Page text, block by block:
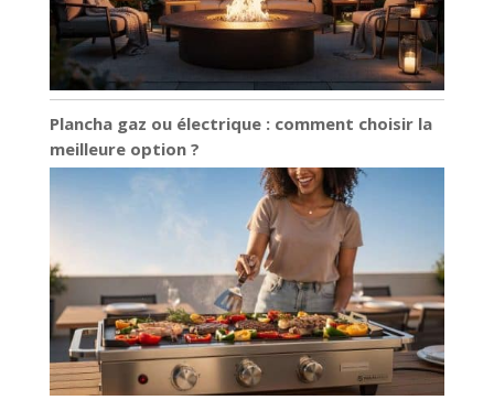
Plancha gaz ou électrique : comment choisir la
meilleure option ?